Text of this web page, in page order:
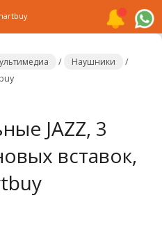
/ Наушники
/
JAZZ, 3
вставок,